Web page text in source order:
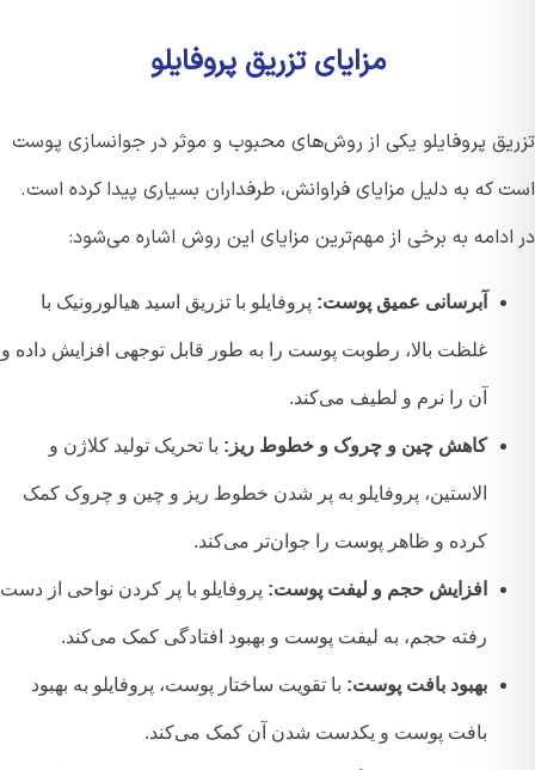
مزایای تزریق پروفایلو
پروفایلو یکی از روش‌های محبوب و موثر در جوانسازی پوست
که به دلیل مزایای فراوانش، طرفداران بسیاری پیدا کرده است.
به برخی از مهم‌ترین مزایای این روش اشاره می‌شود:
آبرسانی عمیق پوست:پروفایلو با تزریق اسید هیالورونیک با
غلظت بالا، رطوبت پوست را به طور قابل توجهی افزایش داده و
آن را نرم و لطیف می‌کند.
کاهش چین و چروک و خطوط ریز: با تحریک تولید کلاژن و
الاستین، پروفایلو به پر شدن خطوط ریز و چین و چروک کمک
کرده و ظاهر پوست را جوان‌تر می‌کند.
افزایش حجم و لیفت پوست:پروفایلو با پر کردن نواحی از دست
رفته حجم، به لیفت پوست و بهبود افتادگی کمک می‌کند.
بهبود بافت پوست:با تقویت ساختار پوست، پروفایلو به بهبود
بافت پوست و یکدست شدن آن کمک می‌کند.